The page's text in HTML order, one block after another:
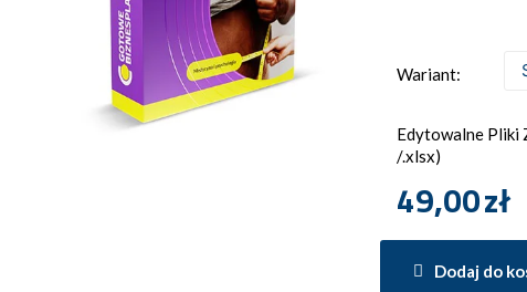
Wariant:
Edytowalne Pliki
/.xlsx)
49,00zł
Dodaj do